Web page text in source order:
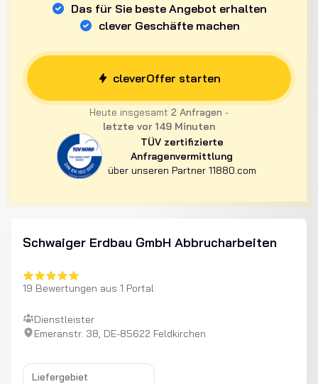
Das für Sie beste Angebot erhalten
clever Geschäfte machen
cleverOffer starten
Heute insgesamt 2 Anfragen -
letzte vor 149 Minuten
TÜV zertifizierte
Anfragenvermittlung
über unseren Partner 11880.com
Schwaiger Erdbau GmbH Abbrucharbeiten
19 Bewertungen aus 1 Portal
Dienstleister
Emeranstr. 38, DE-85622 Feldkirchen
Liefergebiet